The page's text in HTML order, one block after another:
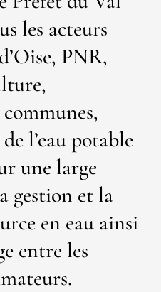
les acteurs
PNR,
l’eau potable
une large
gestion et la
en eau ainsi
entre les